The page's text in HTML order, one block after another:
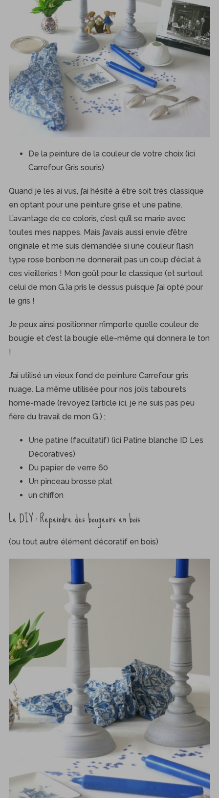
De la peinture de la couleur de votre choix (ici
Carrefour Gris souris)
Quand je les ai vus, j’ai hésité à être soit très classique
en optant pour une peinture grise et une patine.
L’avantage de ce coloris, c’est qu’il se marie avec
toutes mes nappes. Mais j’avais aussi envie d’être
originale et me suis demandée si une couleur flash
type rose bonbon ne donnerait pas un coup d’éclat à
ces vieilleries ! Mon goût pour le classique (et surtout
celui de mon G.)a pris le dessus puisque j’ai opté pour
le gris !
Je peux ainsi positionner n’importe quelle couleur de
bougie et c’est la bougie elle-même qui donnera le ton
!
J’ai utilisé un vieux fond de peinture Carrefour gris
nuage. La même utilisée pour nos jolis tabourets
home-made (revoyez l’article ici, je ne suis pas peu
fière du travail de mon G.) ;
Une patine (facultatif) (ici Patine blanche ID Les
Décoratives)
Du papier de verre 60
Un pinceau brosse plat
un chiffon
Le DIY : Repeindre des bougeoirs en bois
(ou tout autre élément décoratif en bois)